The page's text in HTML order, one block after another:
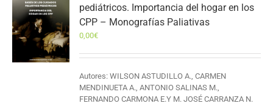
pediátricos. Importancia del hogar en los
CPP – Monografías Paliativas
0,00€
Autores: WILSON ASTUDILLO A., CARMEN
MENDINUETA A., ANTONIO SALINAS M.,
FERNANDO CARMONA E.Y M. JOSÉ CARRANZA N.